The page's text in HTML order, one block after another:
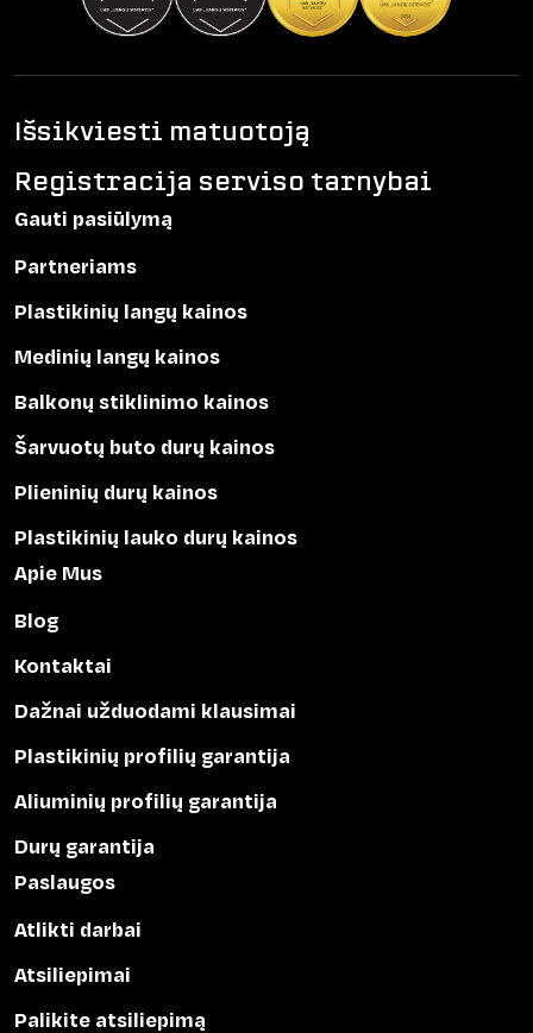
Išsikviesti matuotoją
Registracija serviso tarnybai
Gauti pasiūlymą
Partneriams
Plastikinių langų kainos
Medinių langų kainos
Balkonų stiklinimo kainos
Šarvuotų buto durų kainos
Plieninių durų kainos
Plastikinių lauko durų kainos
Apie Mus
Blog
Kontaktai
Dažnai užduodami klausimai
Plastikinių profilių garantija
Aliuminių profilių garantija
Durų garantija
Paslaugos
Atlikti darbai
Atsiliepimai
Palikite atsiliepimą